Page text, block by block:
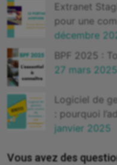
Extranet
pour une
décembre
BPF 2025 :
27 mars 2025
Logiciel de
: pourquoi
janvier 2025
Vous avez des